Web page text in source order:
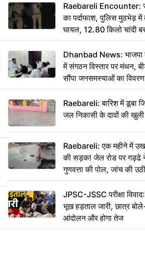
Raebareli Encounter:
का पर्दाफाश, पुलिस मुठभेड़ में
घायल, 12.80 किलो चांदी
Dhanbad News: भाजपा
में संगठन विस्तार पर मंथन,
सौंपा जनसमस्याओं का विवरण
Raebareli: बारिश में डूबा
जल निकासी के दावों की
Raebareli: एक महीने में
की सड़क! जेल रोड पर गड्ढे ने
गुणवत्ता की पोल, जांच की
JPSC-JSSC परीक्षा
भूख हड़ताल जारी, छात्र
आंदोलन और होगा तेज